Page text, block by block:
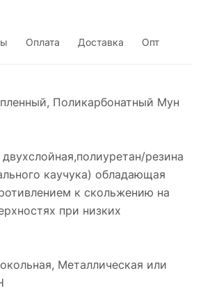
Оплата Доставка Опт
Поликарбонатный Мун
резина
каучука) обладающая
к скольжению на
при низких
Металлическая или